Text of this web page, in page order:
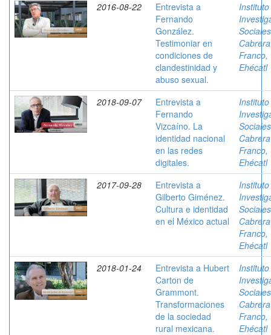
2016-08-22
Entrevista a
Fernando
González.
Testimoniar en
condiciones de
clandestinidad y
abuso sexual.
Sociales
Cabrera
Franco,
Ehécatl
2018-09-07
Entrevista a
Fernando
Vizcaíno. La
identidad nacional
en las redes
digitales.
Sociales
Cabrera
Franco,
Ehécatl
2017-09-28
Entrevista a
Gilberto Giménez.
Cultura e identidad
en el México actual
Sociales
Cabrera
Franco,
Ehécatl
2018-01-24
Entrevista a Hubert
Carton de
Grammont.
Transformaciones
de la sociedad
rural mexicana.
Sociales
Cabrera
Franco,
Ehécatl